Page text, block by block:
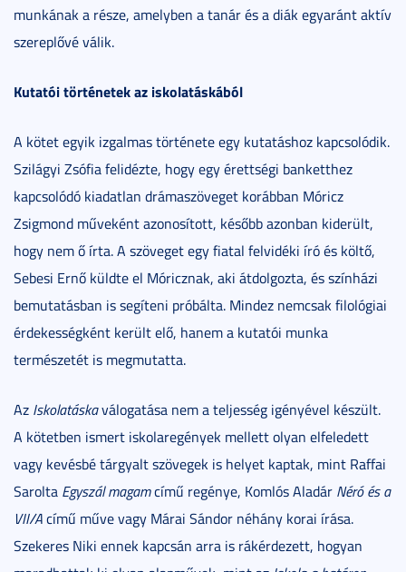
munkának a része, amelyben a tanár és a diák egyaránt aktív
szereplővé válik.
Kutatói történetek az iskolatáskából
A kötet egyik izgalmas története egy kutatáshoz kapcsolódik.
Szilágyi Zsófia felidézte, hogy egy érettségi banketthez
kapcsolódó kiadatlan drámaszöveget korábban Móricz
Zsigmond műveként azonosított, később azonban kiderült,
hogy nem ő írta. A szöveget egy fiatal felvidéki író és költő,
Sebesi Ernő küldte el Móricznak, aki átdolgozta, és színházi
bemutatásban is segíteni próbálta. Mindez nemcsak filológiai
érdekességként került elő, hanem a kutatói munka
természetét is megmutatta.
Az Iskolatáskaválogatása nem a teljesség igényével készült.
A kötetben ismert iskolaregények mellett olyan elfeledett
vagy kevésbé tárgyalt szövegek is helyet kaptak, mint Raffai
Sarolta Egyszál magamcímű regénye, Komlós Aladár Néró és a
VII/Acímű műve vagy Márai Sándor néhány korai írása.
Szekeres Niki ennek kapcsán arra is rákérdezett, hogyan